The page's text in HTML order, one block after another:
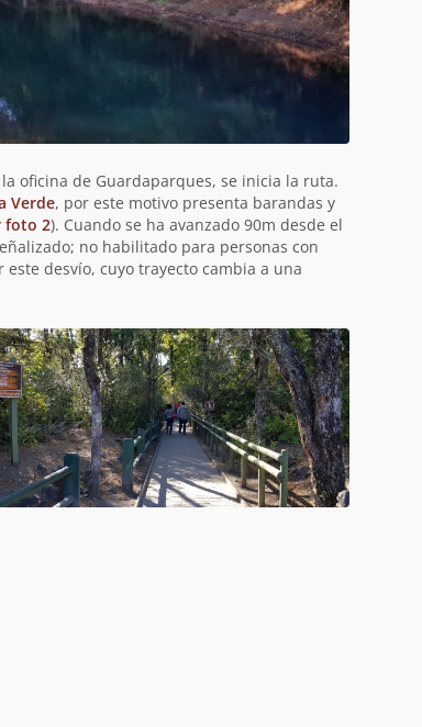
oficina de Guardaparques, se inicia la ruta.
Verde, por este motivo presenta barandas y
foto 2). Cuando se ha avanzado 90m desde el
no habilitado para personas con
desvío, cuyo trayecto cambia a una